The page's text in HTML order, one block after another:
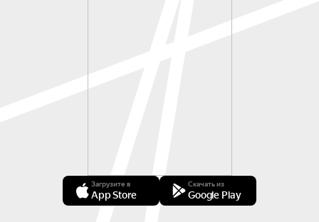
Загрузите в
App Store
Скачать из
Google Play